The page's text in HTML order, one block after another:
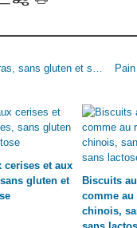
Gombo ou soupe aux crevettes et okras, sans gluten et sans lactose
cerises et aux
gluten et
Biscuits
comme au
chinois,